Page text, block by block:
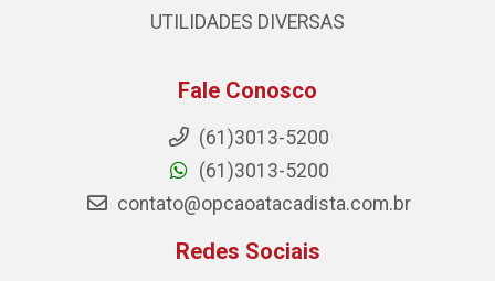
UTILIDADES DIVERSAS
Fale Conosco
(61)3013-5200
(61)3013-5200
contato@opcaoatacadista.com.br
Redes Sociais